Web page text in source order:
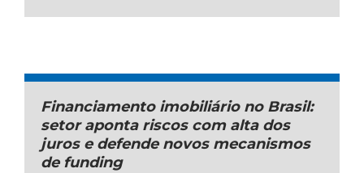
Financiamento imobiliário no Brasil:
setor aponta riscos com alta dos
juros e defende novos mecanismos
de funding